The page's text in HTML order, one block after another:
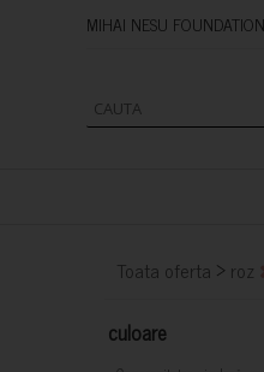
MIHAI NESU
Toata oferta > roz
culoare